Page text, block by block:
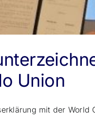
Union
mit der World